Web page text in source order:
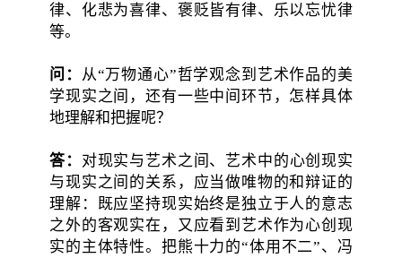
律、化悲为喜律、褒贬皆有律、乐以忘忧律
等。
问： 从“万物通心”哲学观念到艺术作品的美
学现实之间，还有一些中间环节，怎样具体
地理解和把握呢？
答： 对现实与艺术之间、艺术中的心创现实
与现实之间的关系，应当做唯物的和辩证的
理解：既应坚持现实始终是独立于人的意志
之外的客观实在，又应看到艺术作为心创现
实的主体特性。把熊十力的“体用不二”、冯